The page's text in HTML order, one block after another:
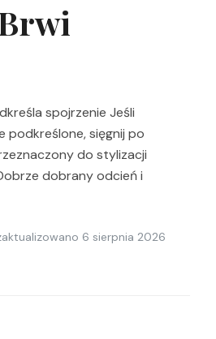
spojrzenie Jeśli
podkreślone, sięgnij po
do stylizacji
dobrany odcień i
6 sierpnia 2026